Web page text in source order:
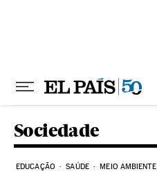
Sociedade
EDUCAÇÃO SAÚDE MEIO AMBIENTE